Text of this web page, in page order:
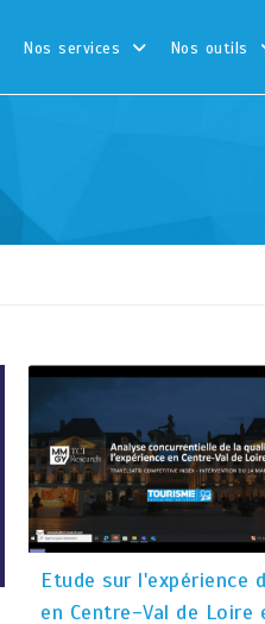
Nos services Nos outils
Etude sur l'expérience
en Centre-Val de Loire